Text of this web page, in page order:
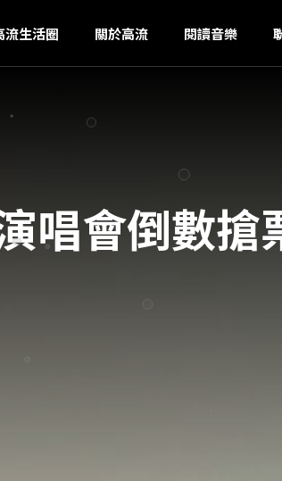
流生活圈 關於高流 閱讀音樂
唱會倒數